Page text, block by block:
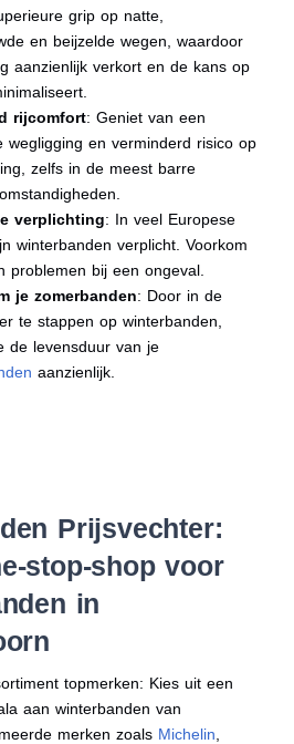
grip op natte,
en beijzelde wegen, waardoor
aanzienlijk verkort en de kans op
rijcomfort: Geniet van een
wegligging en verminderd risico op
zelfs in de meest barre
verplichting: In veel Europese
winterbanden verplicht. Voorkom
problemen bij een ongeval.
je zomerbanden: Door in de
te stappen op winterbanden,
de levensduur van je
aanzienlijk.
Prijsvechter:
stop-shop voor
in
topmerken: Kies uit een
aan winterbanden van
merken zoals Michelin